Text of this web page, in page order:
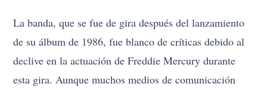
La banda, que se fue de gira después del lanzamiento
de su álbum de 1986, fue blanco de críticas debido al
declive en la actuación de Freddie Mercury durante
esta gira. Aunque muchos medios de comunicación